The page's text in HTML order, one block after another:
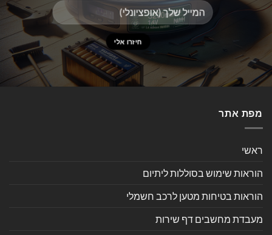
מפת אתר
ראשי
הוראות שימוש בסוללות ליתיום
הוראות בטיחות מטען לרכב חשמלי
מעבדת מחשבים דף שירות